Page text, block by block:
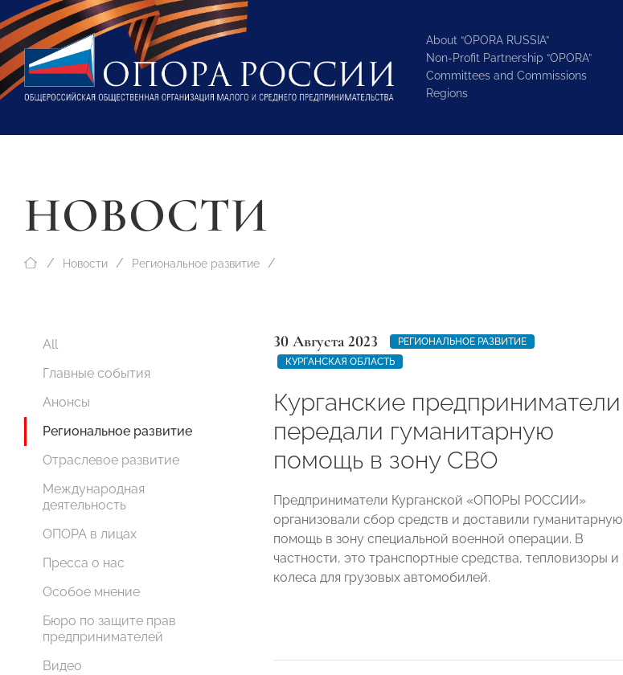
About “OPORA RUSSIA”
Non-Profit Partnership “OPORA”
Committees and Commissions
Regions
НОВОСТИ
Новости Региональное развитие
All
Главные события
Анонсы
Региональное развитие
Отраслевое развитие
Международная
деятельность
ОПОРА в лицах
Пресса о нас
Особое мнение
Бюро по защите прав
предпринимателей
Видео
30 Августа 2023
РЕГИОНАЛЬНОЕ РАЗВИТИЕ
КУРГАНСКАЯ ОБЛАСТЬ
Курганские предприниматели
передали гуманитарную
помощь в зону СВО
Предприниматели Курганской «ОПОРЫ РОССИИ»
организовали сбор средств и доставили гуманитарную
помощь в зону специальной военной операции. В
частности, это транспортные средства, тепловизоры и
колеса для грузовых автомобилей.